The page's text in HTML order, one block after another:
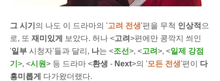
그 시기 의 나도 이 드라마의 '고려 전생'편을 무척 인상적 으
로, 또 재미있게 보았다. 허나 <고려>편에만 콩깍지 씌인
'일부 시청자'들과 달리, 나는 <조선>, <고려>, <일제 강점
기 >, <시원> 등 드라마 <환생 - Next>의 '모든 전생'편이 다
흥미롭게
다가왔더랬다.